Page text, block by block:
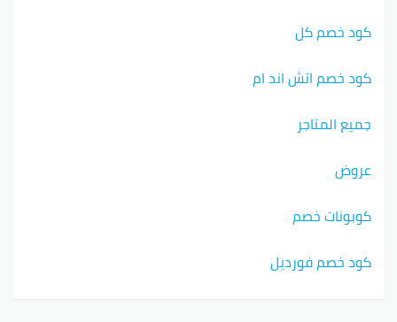
كود خصم كل
كود خصم اتش اند ام
جميع المتاجر
عروض
كوبونات خصم
كود خصم فورديل